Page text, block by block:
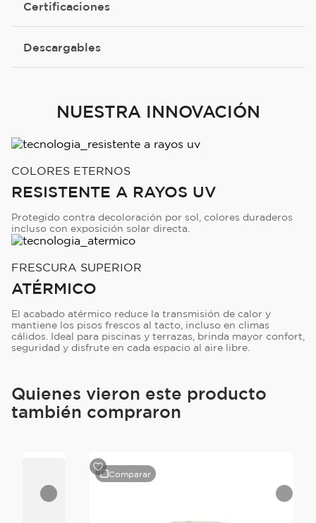
Certificaciones
Descargables
NUESTRA INNOVACIÓN
COLORES ETERNOS
RESISTENTE A RAYOS UV
Protegido contra decoloración por sol, colores duraderos
incluso con exposición solar directa.
FRESCURA SUPERIOR
ATÉRMICO
El acabado atérmico reduce la transmisión de calor y
mantiene los pisos frescos al tacto, incluso en climas
cálidos. Ideal para piscinas y terrazas, brinda mayor confort,
seguridad y disfrute en cada espacio al aire libre.
Quienes vieron este producto
también compraron
Comparar